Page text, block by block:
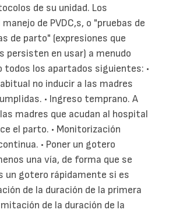
de su unidad. Los
de PVDC,s, o "pruebas de
de parto" (expresiones que
persisten en usar) a menudo
todos los apartados siguientes: •
no inducir a las madres
• Ingreso temprano. A
madres que acudan al hospital
el parto. • Monitorización
• Poner un gotero
una vía, de forma que se
un gotero rápidamente si es
de la duración de la primera
de la duración de la